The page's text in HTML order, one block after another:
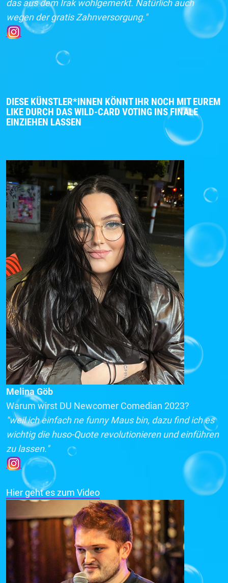
das aus dem Irak wohlgemerkt. Natürlich auch
wegen der gratis Zahnversorgung."
DIESE KÜNSTLER*INNEN KÖNNT IHR NOCH MIT EUREM
LIKE DURCH DAS WILD-CARD VOTING INS FINALE
EINZIEHEN LASSEN
Melina Göb
Warum wirst DU Newcomer Comedian 2023?
"weil ich einfach ne funny Maus bin, dazu find ich es
wichtig die huso-Quote revolutionieren und einführen
zu lassen."
Hier geht es zum Video